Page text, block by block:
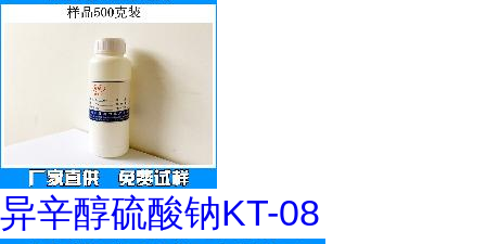
异辛醇硫酸钠KT-08